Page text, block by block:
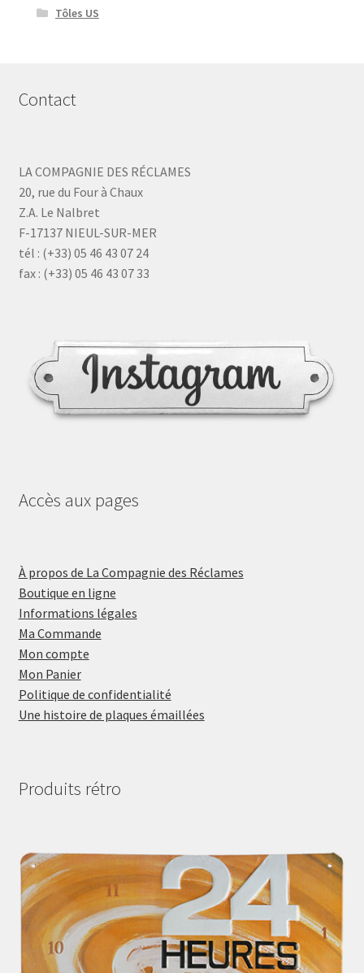
Tôles US
Contact
LA COMPAGNIE DES RÉCLAMES
20, rue du Four à Chaux
Z.A. Le Nalbret
F-17137 NIEUL-SUR-MER
tél : (+33) 05 46 43 07 24
fax : (+33) 05 46 43 07 33
Accès aux pages
À propos de La Compagnie des Réclames
Boutique en ligne
Informations légales
Ma Commande
Mon compte
Mon Panier
Politique de confidentialité
Une histoire de plaques émaillées
Produits rétro